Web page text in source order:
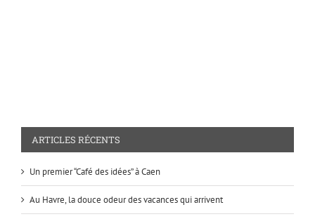
ARTICLES RÉCENTS
Un premier “Café des idées” à Caen
Au Havre, la douce odeur des vacances qui arrivent